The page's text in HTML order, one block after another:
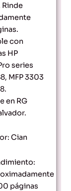
Rinde
con
HP
series
MFP 3303
en RG
Cian
páginas